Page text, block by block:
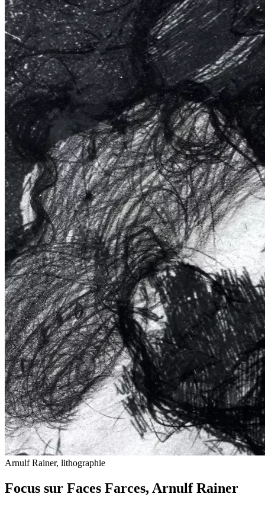
Arnulf Rainer, lithographie
Focus sur Faces Farces, Arnulf Rainer